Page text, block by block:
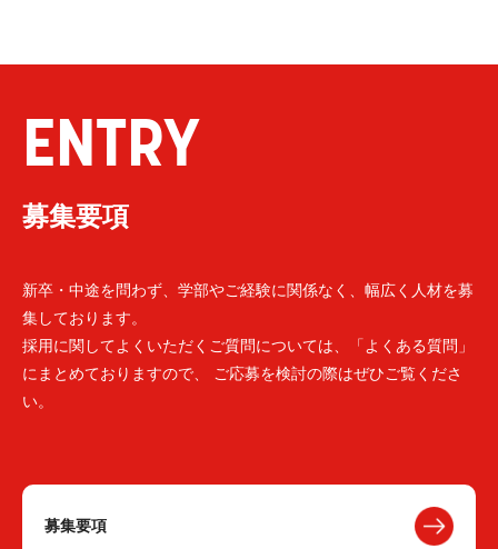
ENTRY
募集要項
新卒・中途を問わず、学部やご経験に関係なく、幅広く人材を募
集しております。
採用に関してよくいただくご質問については、「よくある質問」
にまとめておりますので、 ご応募を検討の際はぜひご覧くださ
い。
募集要項